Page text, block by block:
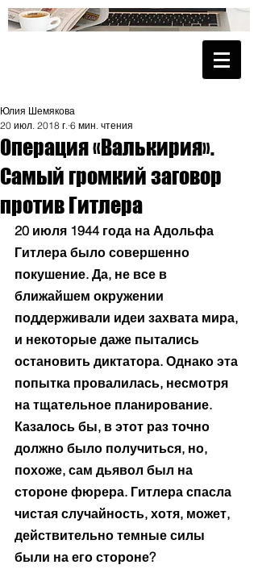
Операция «Валькирия».
Самый громкий заговор
против Гитлера
Юлия Шемякова
20 июл. 2018 г. 6 мин. чтения
20 июля 1944 года на Адольфа
Гитлера было совершенно
покушение. Да, не все в
ближайшем окружении
поддерживали идеи захвата мира,
и некоторые даже пытались
остановить диктатора. Однако эта
попытка провалилась, несмотря
на тщательное планирование.
Казалось бы, в этот раз точно
должно было получиться, но,
похоже, сам дьявол был на
стороне фюрера. Гитлера спасла
чистая случайность, хотя, может,
действительно темные силы
были на его стороне?